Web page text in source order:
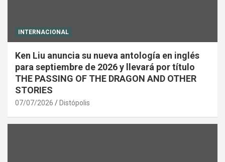
INTERNACIONAL
Ken Liu anuncia su nueva antología en inglés
para septiembre de 2026 y llevará por título
THE PASSING OF THE DRAGON AND OTHER
STORIES
07/07/2026 Distópolis